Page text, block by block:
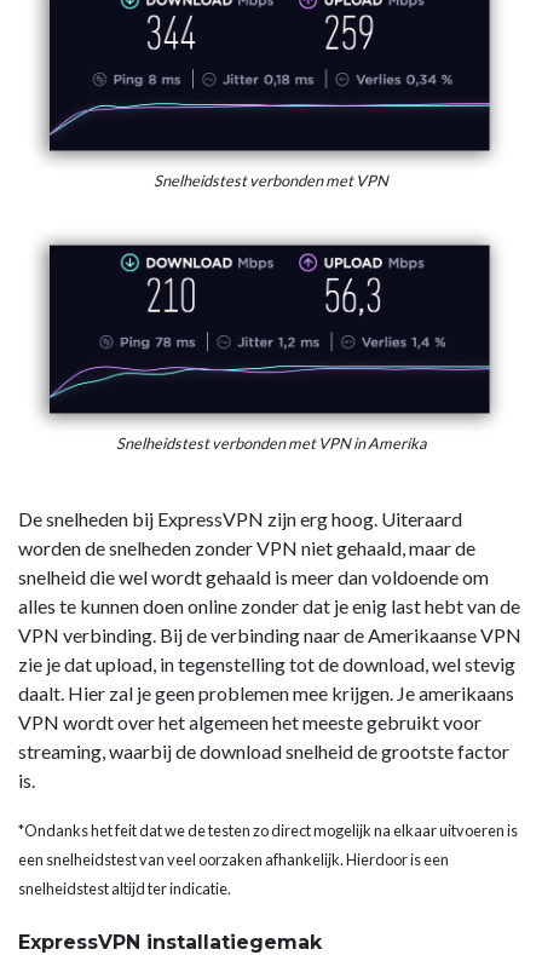
Snelheidstest verbonden met VPN
Snelheidstest verbonden met VPN in Amerika
De snelheden bij ExpressVPN zijn erg hoog. Uiteraard
worden de snelheden zonder VPN niet gehaald, maar de
snelheid die wel wordt gehaald is meer dan voldoende om
alles te kunnen doen online zonder dat je enig last hebt van de
VPN verbinding. Bij de verbinding naar de Amerikaanse VPN
zie je dat upload, in tegenstelling tot de download, wel stevig
daalt. Hier zal je geen problemen mee krijgen. Je amerikaans
VPN wordt over het algemeen het meeste gebruikt voor
streaming, waarbij de download snelheid de grootste factor
is.
*Ondanks het feit dat we de testen zo direct mogelijk na elkaar uitvoeren is
een snelheidstest van veel oorzaken afhankelijk. Hierdoor is een
snelheidstest altijd ter indicatie.
ExpressVPN installatiegemak